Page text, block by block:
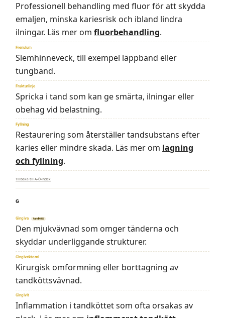
Professionell behandling med fluor för att skydda
emaljen, minska kariesrisk och ibland lindra
ilningar. Läs mer omfluorbehandling.
Frenulum
Slemhinneveck, till exempel läppband eller
tungband.
Frakturlinje
Spricka i tand som kan ge smärta, ilningar eller
obehag vid belastning.
Fyllning
Restaurering som återställer tandsubstans efter
karies eller mindre skada. Läs mer om lagning
och fyllning.
Tillbaka till A–Ö-index
G
Gingiva tandkött
Den mjukvävnad som omger tänderna och
skyddar underliggande strukturer.
Gingivektomi
Kirurgisk omformning eller borttagning av
tandköttsvävnad.
Gingivit
Inflammation i tandköttet som ofta orsakas av